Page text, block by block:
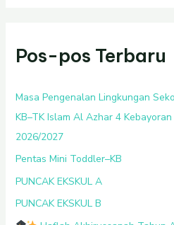
u
t
u
k
Pos-pos Terbaru
Masa Pengenalan Lingkungan
KB–TK Islam Al Azhar 4
2026/2027
Pentas Mini Toddler–KB
PUNCAK EKSKUL A
PUNCAK EKSKUL B